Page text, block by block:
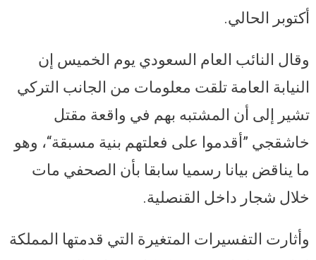
أكتوبر الحالي.
وقال النائب العام السعودي يوم الخميس إن
النيابة العامة تلقت معلومات من الجانب التركي
تشير إلى أن المشتبه بهم في واقعة مقتل
خاشقجي ”أقدموا على فعلتهم بنية مسبقة“، وهو
ما يناقض بيانا رسميا سابقا بأن الصحفي مات
خلال شجار داخل القنصلية.
وأثارت التفسيرات المتغيرة التي قدمتها المملكة